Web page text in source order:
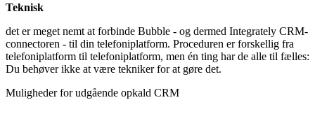
Teknisk
det er meget nemt at forbinde Bubble - og dermed Integrately CRM-
connectoren - til din telefoniplatform. Proceduren er forskellig fra
telefoniplatform til telefoniplatform, men én ting har de alle til fælles:
Du behøver ikke at være tekniker for at gøre det.
Muligheder for udgående opkald CRM